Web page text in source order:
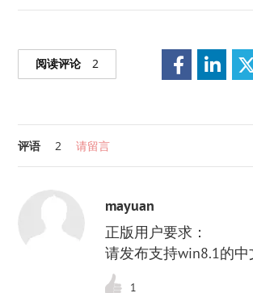
阅读评论 2
评语 2 请留言
mayuan
正版用户要求：
请发布支持win8.1的中
1